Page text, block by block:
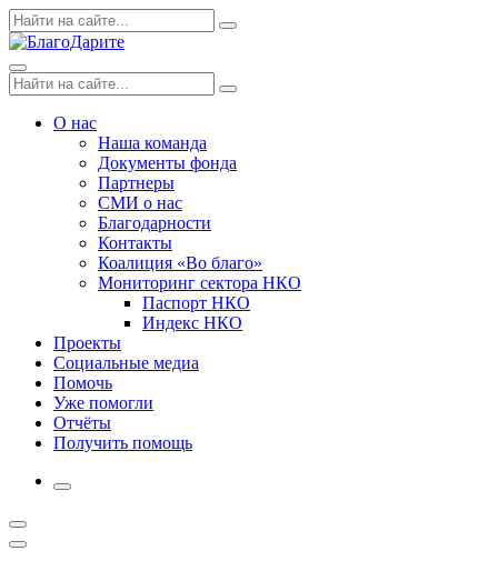
Skip
to
Поиск
по:
Search
Menu
Поиск
по:
Search
О нас
Наша команда
Документы фонда
Партнеры
СМИ о нас
Благодарности
Контакты
Коалиция «Во благо»
Мониторинг сектора НКО
Паспорт НКО
Индекс НКО
Проекты
Социальные медиа
Помочь
Уже помогли
Отчёты
Получить помощь
More
Открыть
поиск
Профиль